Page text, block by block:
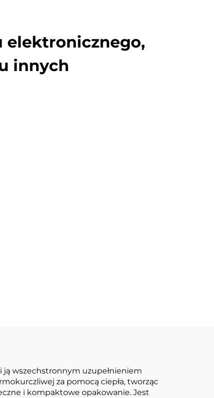
elektronicznego,
innych
ją wszechstronnym uzupełnieniem
za pomocą ciepła, tworząc
i kompaktowe opakowanie. Jest